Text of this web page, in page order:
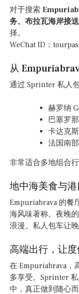
对于搜索
务、布拉瓦海岸接送
择。
WeChat ID：
从
通过 Sprinter 私人
赫罗纳
巴塞罗
卡达克
法国南
非常适合多地组合
地中海美食与
Empuriabrava 的餐
海风味著称。夜晚
浪漫。私人包车让
高端出行，让
在 Empuriabrava，
多享受。Sprinter
中，真正做到随心而